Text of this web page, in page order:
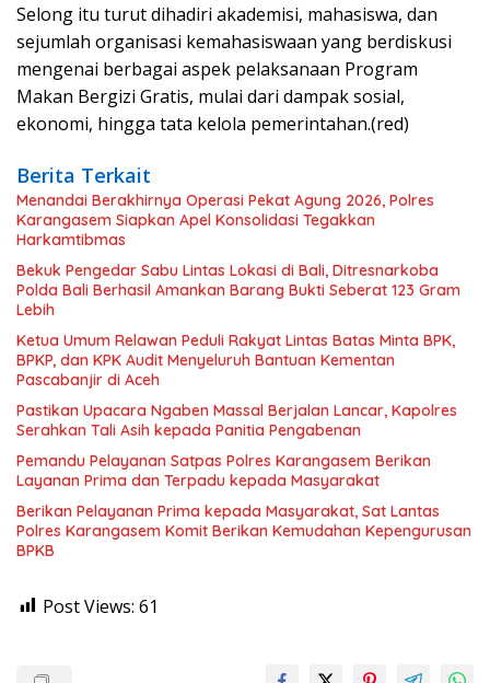
Selong itu turut dihadiri akademisi, mahasiswa, dan
sejumlah organisasi kemahasiswaan yang berdiskusi
mengenai berbagai aspek pelaksanaan Program
Makan Bergizi Gratis, mulai dari dampak sosial,
ekonomi, hingga tata kelola pemerintahan.(red)
Berita Terkait
Menandai Berakhirnya Operasi Pekat Agung 2026, Polres
Karangasem Siapkan Apel Konsolidasi Tegakkan
Harkamtibmas
Bekuk Pengedar Sabu Lintas Lokasi di Bali, Ditresnarkoba
Polda Bali Berhasil Amankan Barang Bukti Seberat 123 Gram
Lebih
Ketua Umum Relawan Peduli Rakyat Lintas Batas Minta BPK,
BPKP, dan KPK Audit Menyeluruh Bantuan Kementan
Pascabanjir di Aceh
Pastikan Upacara Ngaben Massal Berjalan Lancar, Kapolres
Serahkan Tali Asih kepada Panitia Pengabenan
Pemandu Pelayanan Satpas Polres Karangasem Berikan
Layanan Prima dan Terpadu kepada Masyarakat
Berikan Pelayanan Prima kepada Masyarakat, Sat Lantas
Polres Karangasem Komit Berikan Kemudahan Kepengurusan
BPKB
Post Views: 61